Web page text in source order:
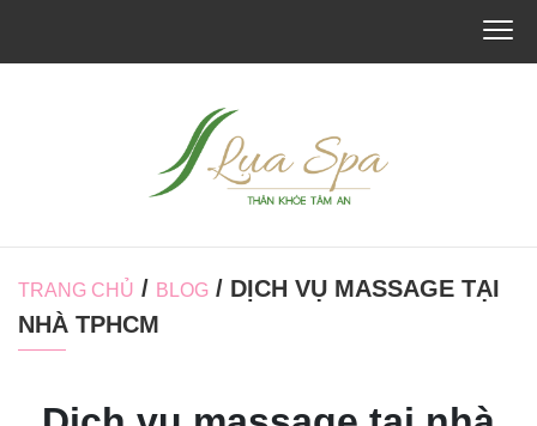
TRANG CHỦ / BLOG / DỊCH VỤ MASSAGE TẠI
NHÀ TPHCM